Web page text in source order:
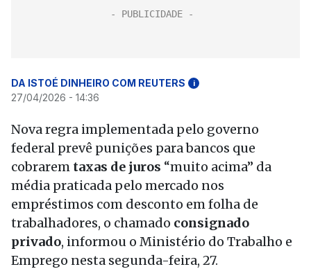
DA ISTOÉ DINHEIRO COM REUTERS i
27/04/2026 - 14:36
Nova regra implementada pelo governo
federal prevê punições para bancos que
cobrarem taxas de juros “muito acima” da
média praticada pelo mercado nos
empréstimos com desconto em folha de
trabalhadores, o chamado consignado
privado, informou o Ministério do Trabalho e
Emprego nesta segunda-feira, 27.